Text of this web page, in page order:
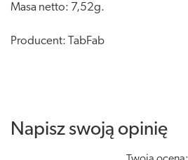
Masa netto: 7,52g.
Producent: TabFab
Napisz swoją opinię